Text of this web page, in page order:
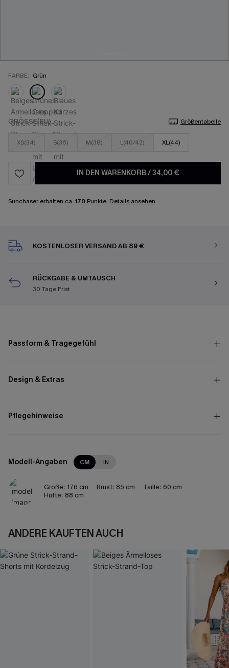
FARBE: Grün
GRÖSSE(EU) Größentabelle
XS(34) S(36) M(38) L(40/42) XL(44)
IN DEN WARENKORB/34,00 €
Sunchaser erhalten ca. 170 Punkte. Details ansehen
KOSTENLOSER VERSAND AB 89 €
RÜCKGABE & UMTAUSCH
30 Tage Frist
Passform & Tragegefühl
Design & Extras
Pflegehinweise
Modell-Angaben CM IN
Größe: 176 cm Brust: 85 cm Taille: 60 cm
Hüfte: 88 cm
ANDERE KAUFTEN AUCH